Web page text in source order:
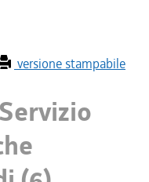
versione stampabile